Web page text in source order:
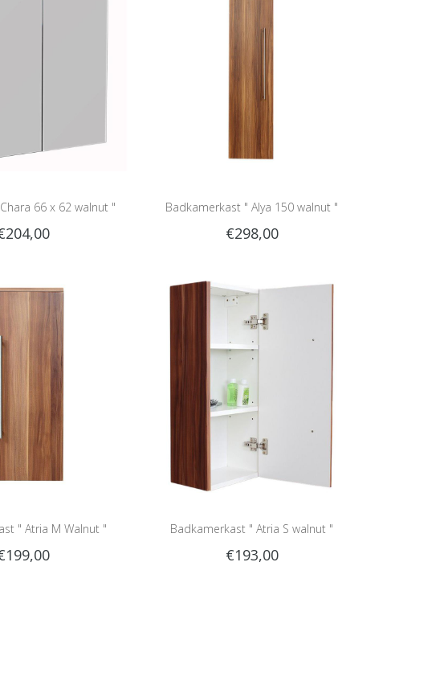
66 x 62 walnut " Badkamerkast " Alya 150 walnut "
€298,00
" Atria M Walnut " Badkamerkast " Atria S walnut "
€193,00